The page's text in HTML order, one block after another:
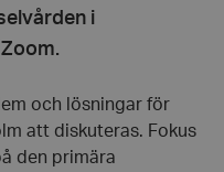
i
och lösningar för
att diskuteras. Fokus
den primära